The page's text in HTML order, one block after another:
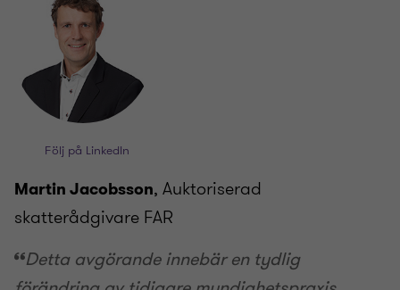
Följ på LinkedIn
Martin Jacobsson, Auktoriserad
skatterådgivare FAR
Detta avgörande innebär en tydlig